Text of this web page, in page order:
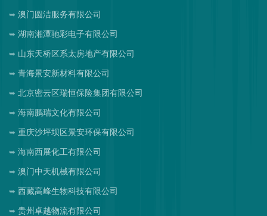
澳门圆洁服务有限公司
湖南湘潭驰彩电子有限公司
山东天桥区系太房地产有限公司
青海景安新材料有限公司
北京密云区瑞恒保险集团有限公司
海南鹏瑞文化有限公司
重庆沙坪坝区景安环保有限公司
海南西展化工有限公司
澳门中天机械有限公司
西藏高峰生物科技有限公司
贵州卓越物流有限公司